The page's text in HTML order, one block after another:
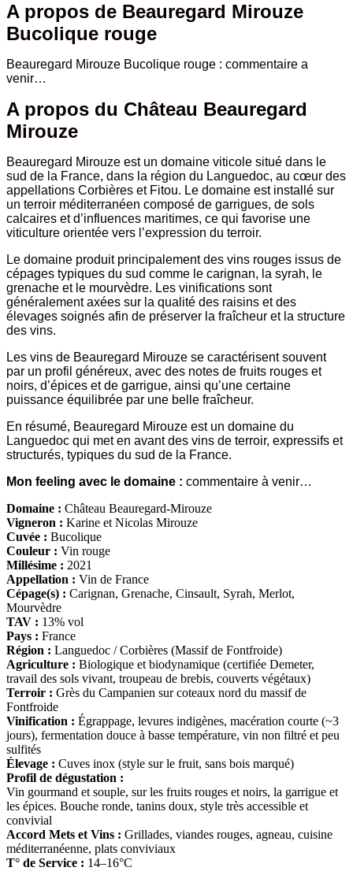
rouge
A propos de Beauregard Mirouze
Bucolique rouge
Beauregard Mirouze Bucolique rouge : commentaire a
venir…
A propos du Château Beauregard
Mirouze
Beauregard Mirouze est un domaine viticole situé dans le
sud de la France, dans la région du Languedoc, au cœur des
appellations Corbières et Fitou. Le domaine est installé sur
un terroir méditerranéen composé de garrigues, de sols
calcaires et d’influences maritimes, ce qui favorise une
viticulture orientée vers l’expression du terroir.
Le domaine produit principalement des vins rouges issus de
cépages typiques du sud comme le carignan, la syrah, le
grenache et le mourvèdre. Les vinifications sont
généralement axées sur la qualité des raisins et des
élevages soignés afin de préserver la fraîcheur et la structure
des vins.
Les vins de Beauregard Mirouze se caractérisent souvent
par un profil généreux, avec des notes de fruits rouges et
noirs, d’épices et de garrigue, ainsi qu’une certaine
puissance équilibrée par une belle fraîcheur.
En résumé, Beauregard Mirouze est un domaine du
Languedoc qui met en avant des vins de terroir, expressifs et
structurés, typiques du sud de la France.
Mon feeling avec le domaine : commentaire à venir…
Domaine : Château Beauregard-Mirouze
Vigneron : Karine et Nicolas Mirouze
Cuvée : Bucolique
Couleur : Vin rouge
Millésime : 2021
Appellation : Vin de France
Cépage(s) : Carignan, Grenache, Cinsault, Syrah, Merlot,
Mourvèdre
TAV : 13% vol
Pays : France
Région : Languedoc / Corbières (Massif de Fontfroide)
Agriculture : Biologique et biodynamique (certifiée Demeter,
travail des sols vivant, troupeau de brebis, couverts végétaux)
Terroir : Grès du Campanien sur coteaux nord du massif de
Fontfroide
Vinification : Égrappage, levures indigènes, macération courte (~3
jours), fermentation douce à basse température, vin non filtré et peu
sulfités
Élevage : Cuves inox (style sur le fruit, sans bois marqué)
Profil de dégustation :
Vin gourmand et souple, sur les fruits rouges et noirs, la garrigue et
les épices. Bouche ronde, tanins doux, style très accessible et
convivial
Accord Mets et Vins : Grillades, viandes rouges, agneau, cuisine
méditerranéenne, plats conviviaux
T° de Service : 14–16°C